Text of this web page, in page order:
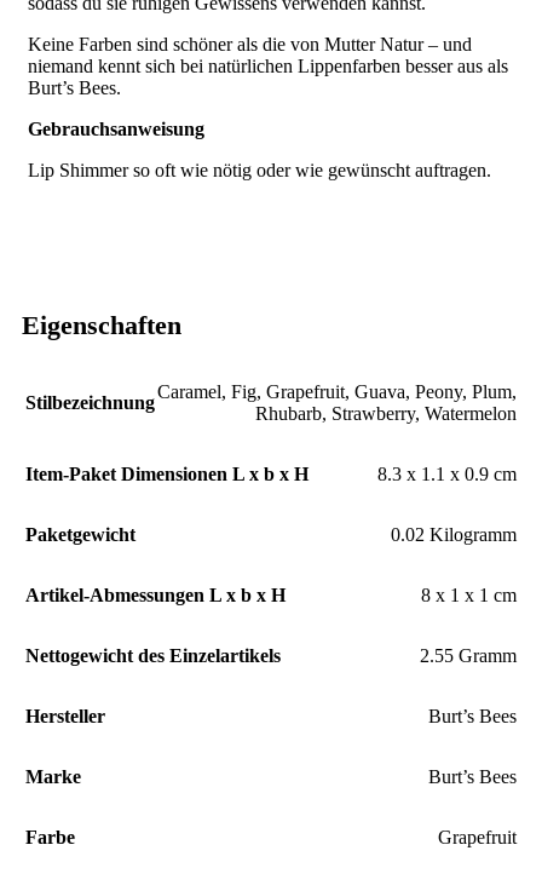
Keine Farben sind schöner als die von Mutter Natur – und
niemand kennt sich bei natürlichen Lippenfarben besser aus als
Burt’s Bees.
Gebrauchsanweisung
Lip Shimmer so oft wie nötig oder wie gewünscht auftragen.
Eigenschaften
Stilbezeichnung
Caramel, Fig, Grapefruit, Guava, Peony, Plum,
Rhubarb, Strawberry, Watermelon
Item-Paket Dimensionen L x b x H ‎8.3 x 1.1 x 0.9 cm
Paketgewicht ‎0.02 Kilogramm
Artikel-Abmessungen L x b x H ‎8 x 1 x 1 cm
Nettogewicht des Einzelartikels ‎2.55 Gramm
Hersteller ‎Burt’s Bees
Marke ‎Burt’s Bees
Farbe ‎Grapefruit